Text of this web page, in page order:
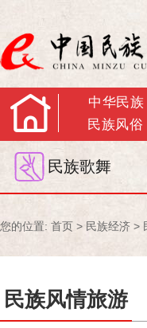
中华民族
民族风俗
民族歌舞
您的位置: 首页 > 民族经济 >
民族风情旅游